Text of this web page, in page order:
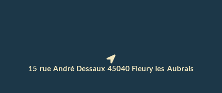
15 rue André Dessaux 45040 Fleury les Aubrais